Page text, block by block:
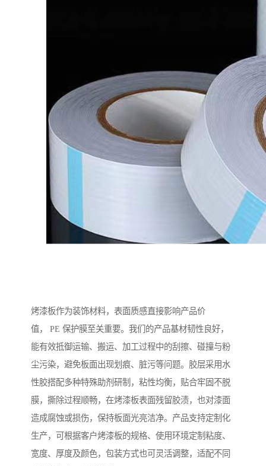
烤漆板作为装饰材料，表面质感直接影响产品价
值， PE 保护膜至关重要。我们的产品基材韧性良好，
能有效抵御运输、搬运、加工过程中的刮擦、碰撞与粉
尘污染，避免板面出现划痕、脏污等问题。胶层采用水
性胶搭配多种特殊助剂研制，粘性均衡，贴合牢固不脱
膜，撕除过程顺畅，在烤漆板表面残留胶渍，也对漆面
造成腐蚀或损伤，保持板面光亮洁净。产品支持定制化
生产，可根据客户烤漆板的规格、使用环境定制粘度、
宽度、厚度及颜色，包装方式也可灵活调整，适配不同